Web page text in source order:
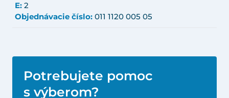
E: 2
Objednávacie číslo: 011 1120 005 05
Potrebujete pomoc
s výberom?